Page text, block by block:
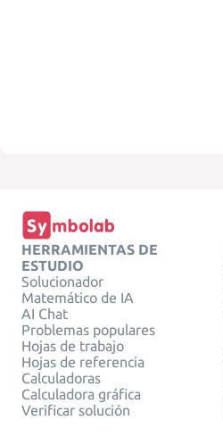
HERRAMIENTAS DE
ESTUDIO
Solucionador
Matemático de IA
AI Chat
Problemas populares
Hojas de trabajo
Hojas de referencia
Calculadoras
Calculadora gráfica
Verificar solución